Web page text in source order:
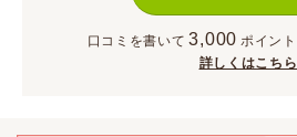
口コミを書いて 3,000 ポイント
詳しくはこちら